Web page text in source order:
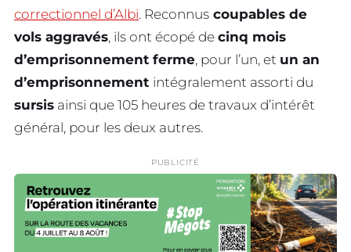
correctionnel d’Albi. Reconnus coupables de
vols aggravés, ils ont écopé de cinq mois
d’emprisonnement ferme, pour l’un, et un an
d’emprisonnement intégralement assorti du
sursis ainsi que 105 heures de travaux d’intérêt
général, pour les deux autres.
PUBLICITÉ